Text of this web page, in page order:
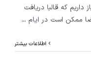
که قالبا دریافت
ممکن است در ایام ...
اطلاعات بیشتر